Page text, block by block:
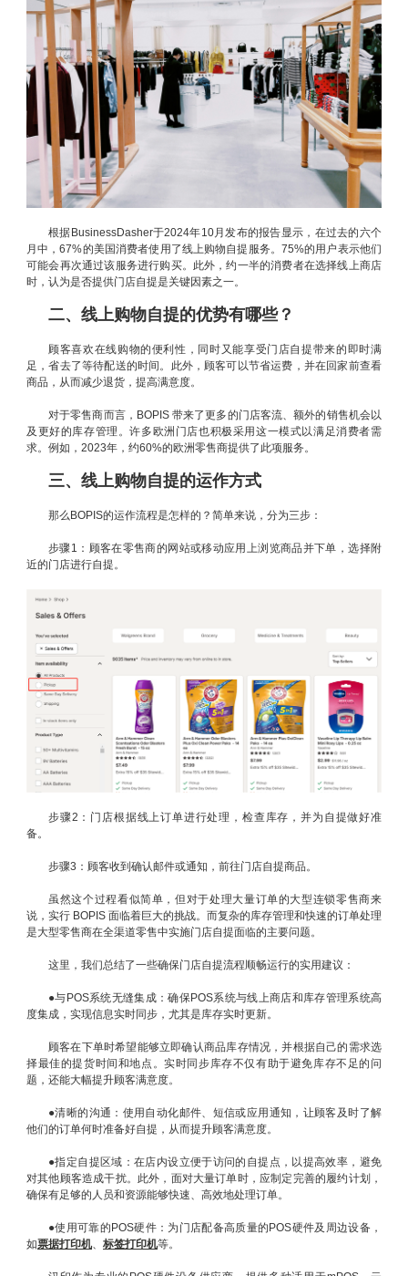
根据BusinessDasher于2024年10月发布的报告显示，在过去的六个
月中，67%的美国消费者使用了线上购物自提服务。75%的用户表示他们
可能会再次通过该服务进行购买。此外，约一半的消费者在选择线上商店
时，认为是否提供门店自提是关键因素之一。
二、线上购物自提的优势有哪些？
顾客喜欢在线购物的便利性，同时又能享受门店自提带来的即时满
足，省去了等待配送的时间。此外，顾客可以节省运费，并在回家前查看
商品，从而减少退货，提高满意度。
对于零售商而言，BOPIS 带来了更多的门店客流、额外的销售机会以
及更好的库存管理。许多欧洲门店也积极采用这一模式以满足消费者需
求。例如，2023年，约60%的欧洲零售商提供了此项服务。
三、线上购物自提的运作方式
那么BOPIS的运作流程是怎样的？简单来说，分为三步：
步骤1：顾客在零售商的网站或移动应用上浏览商品并下单，选择附
近的门店进行自提。
步骤2：门店根据线上订单进行处理，检查库存，并为自提做好准
备。
步骤3：顾客收到确认邮件或通知，前往门店自提商品。
虽然这个过程看似简单，但对于处理大量订单的大型连锁零售商来
说，实行 BOPIS 面临着巨大的挑战。而复杂的库存管理和快速的订单处理
是大型零售商在全渠道零售中实施门店自提面临的主要问题。
这里，我们总结了一些确保门店自提流程顺畅运行的实用建议：
●与POS系统无缝集成：确保POS系统与线上商店和库存管理系统高
度集成，实现信息实时同步，尤其是库存实时更新。
顾客在下单时希望能够立即确认商品库存情况，并根据自己的需求选
择最佳的提货时间和地点。实时同步库存不仅有助于避免库存不足的问
题，还能大幅提升顾客满意度。
●清晰的沟通：使用自动化邮件、短信或应用通知，让顾客及时了解
他们的订单何时准备好自提，从而提升顾客满意度。
●指定自提区域：在店内设立便于访问的自提点，以提高效率，避免
对其他顾客造成干扰。此外，面对大量订单时，应制定完善的履约计划，
确保有足够的人员和资源能够快速、高效地处理订单。
●使用可靠的POS硬件：为门店配备高质量的POS硬件及周边设备，
如票据打印机、 标签打印机等。